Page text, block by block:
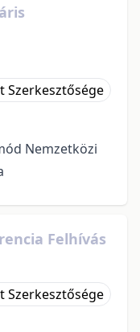
Szerkesztősége
Nemzetközi
Felhívás
Szerkesztősége